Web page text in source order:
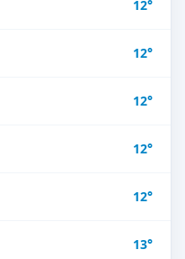
12°
12°
12°
12°
12°
13°